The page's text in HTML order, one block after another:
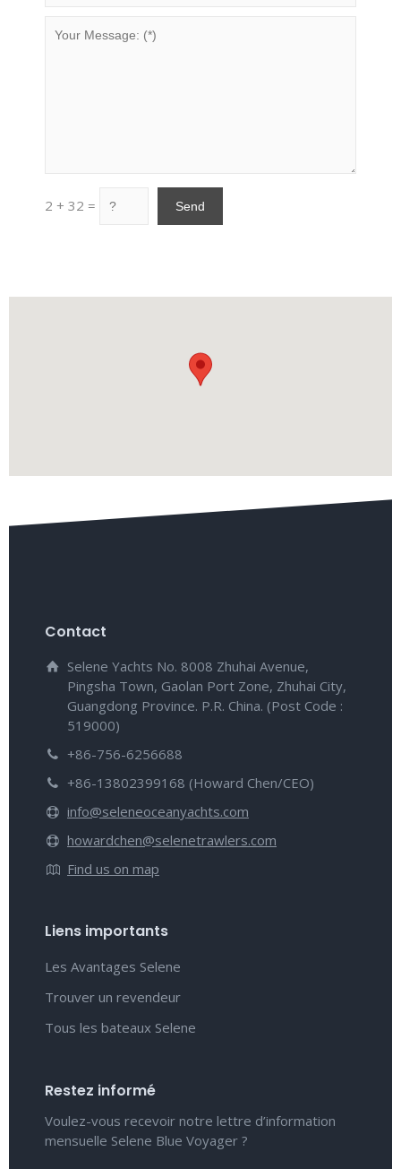
2 + 32 =
Contact
Selene Yachts No. 8008 Zhuhai Avenue,
Pingsha Town, Gaolan Port Zone, Zhuhai City,
Guangdong Province. P.R. China. (Post Code :
519000)
+86-756-6256688
+86-13802399168 (Howard Chen/CEO)
info@seleneoceanyachts.com
howardchen@selenetrawlers.com
Find us on map
Liens importants
Les Avantages Selene
Trouver un revendeur
Tous les bateaux Selene
Restez informé
Voulez-vous recevoir notre lettre d’information
mensuelle Selene Blue Voyager ?